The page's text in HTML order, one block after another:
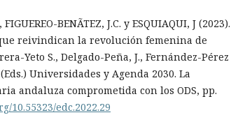
BENÃTEZ, J.C. y ESQUIAQUI, J (2023).
reivindican la revolución femenina de
Yeto S., Delgado-Peña, J., Fernández-Pérez
Universidades y Agenda 2030. La
andaluza comprometida con los ODS, pp.
10.55323/edc.2022.29